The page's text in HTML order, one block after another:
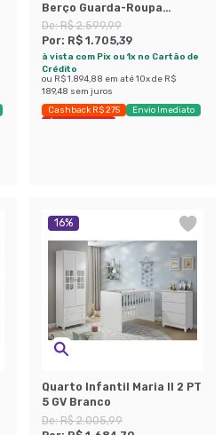
Berço Guarda-Roupa
Cômoda Branco e Marrom
Infantil
De:R$ 2.599,99
Por: R$ 1.705,39
à vista com Pix ou 1x no Cartão de
Crédito
ou R$ 1.894,88 em até10x de R$
189,48 sem juros
Cashback R$ 275
Envio Imediato
Últimas peças
16%
Quarto Infantil Maria II 2 PT
5 GV Branco
De:R$ 2.005,99